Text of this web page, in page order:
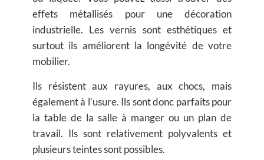
effets métallisés pour une décoration
industrielle. Les vernis sont esthétiques et
surtout ils améliorent la longévité de votre
mobilier.
Ils résistent aux rayures, aux chocs, mais
également à l’usure. Ils sont donc parfaits pour
la table de la salle à manger ou un plan de
travail. Ils sont relativement polyvalents et
plusieurs teintes sont possibles.